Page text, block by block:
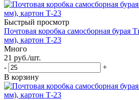
Быстрый просмотр
Почтовая коробка самосборная бурая
мм), картон Т-23
Много
21 руб./шт.
-
+
В корзину